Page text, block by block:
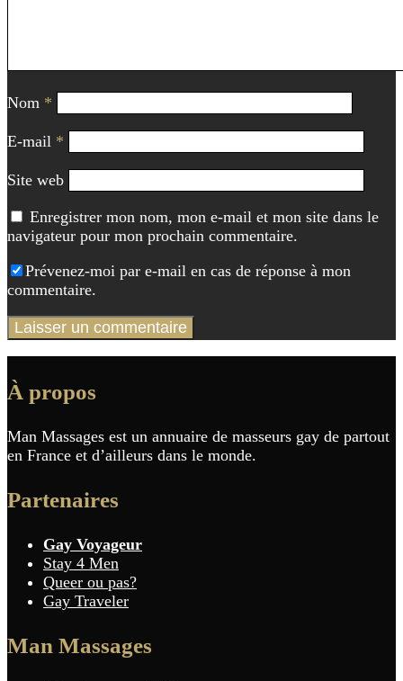
Nom *
E-mail *
Site web
Enregistrer mon nom, mon e-mail et mon site dans le
navigateur pour mon prochain commentaire.
Prévenez-moi par e-mail en cas de réponse à mon
commentaire.
À propos
Man Massages est un annuaire de masseurs gay de partout
en France et d’ailleurs dans le monde.
Partenaires
Gay Voyageur
Stay 4 Men
Queer ou pas?
Gay Traveler
Man Massages